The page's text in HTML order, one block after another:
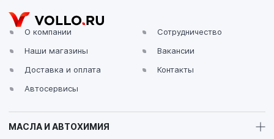
VOLLO Владимир
г. Владимир, Московское шоссе, д.5/1
О компании
Наши магазины
Доставка и оплата
Автосервисы
Сотрудничество
Вакансии
Контакты
МАСЛА И АВТОХИМИЯ